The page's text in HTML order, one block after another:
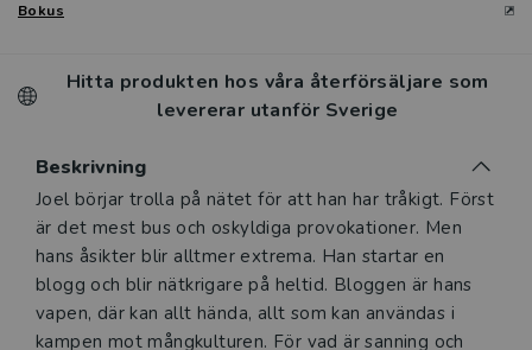
Bokus
Hitta produkten hos våra återförsäljare som
levererar utanför Sverige
Beskrivning
Beskrivning
Joel börjar trolla på nätet för att han har tråkigt. Först
är det mest bus och oskyldiga provokationer. Men
hans åsikter blir alltmer extrema. Han startar en
blogg och blir nätkrigare på heltid. Bloggen är hans
vapen, där kan allt hända, allt som kan användas i
kampen mot mångkulturen. För vad är sanning och